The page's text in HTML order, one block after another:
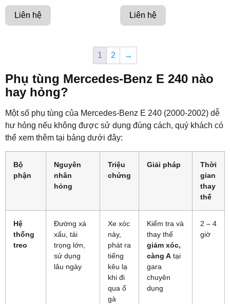
Liên hệ Liên hệ
1 2 →
Phụ tùng Mercedes-Benz E 240 nào
hay hỏng?
Một số phụ tùng của Mercedes-Benz E 240 (2000-2002) dễ
hư hỏng nếu không được sử dụng đúng cách, quý khách có
thể xem thêm tại bảng dưới đây:
Bộ
phận
Nguyên
nhân
hỏng
Triệu
chứng
Giải pháp
Thời
gian
thay
thế
Hệ
thống
treo
Đường xá
xấu, tải
trọng lớn,
sử dụng
lâu ngày
Xe xóc
nảy,
phát ra
tiếng
kêu lạ
khi đi
qua ổ
gà
Kiểm tra và
thay thế
giảm xóc,
càng A tại
gara
chuyên
dụng
2 – 4
giờ